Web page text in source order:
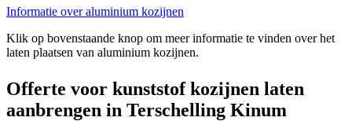
Informatie over aluminium kozijnen
Klik op bovenstaande knop om meer informatie te vinden over het
laten plaatsen van aluminium kozijnen.
Offerte voor kunststof kozijnen laten
aanbrengen in Terschelling Kinum